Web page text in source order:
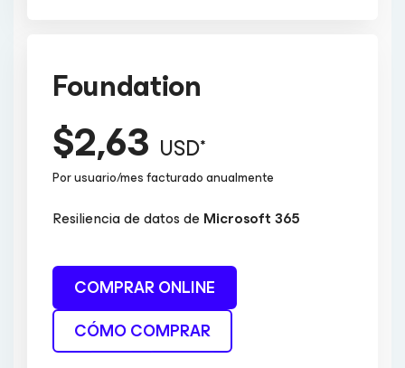
Foundation
$2,63 USD*
Por usuario/mes facturado anualmente
Resiliencia de datos de Microsoft 365
COMPRAR ONLINE
CÓMO COMPRAR